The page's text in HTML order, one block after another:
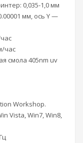
0,035-1,0 мм
мм, ось Y —
час
смола 405nm uv
Workshop.
Vista, Win7, Win8,